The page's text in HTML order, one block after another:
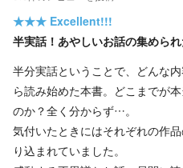
★★★ Excellent!!!
半実話！あやしいお話の集められ
半分実話ということで、どんな
ら読み始めた本書。どこまでが
のか？全く分からず…。
気付いたときにはそれぞれの作
り込まれていました。